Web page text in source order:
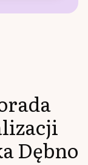
Dębno